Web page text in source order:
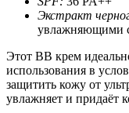
Экстракт
увлажняющими
Этот BB крем
использования в
защитить кожу от
увлажняет и придаёт